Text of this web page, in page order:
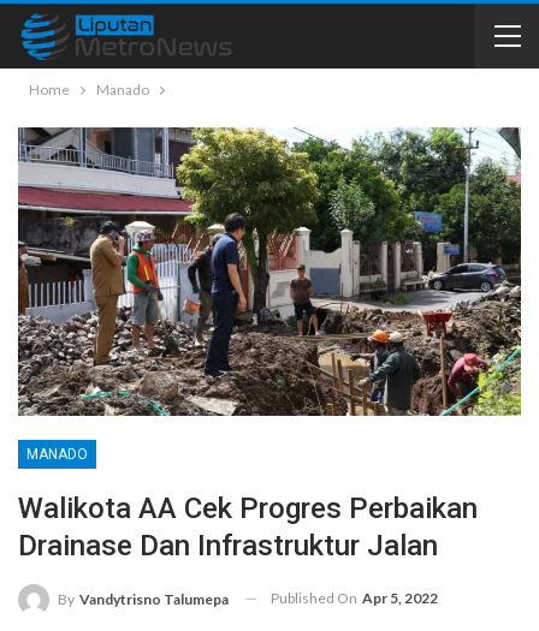
Home Manado
MANADO
Walikota AA Cek Progres Perbaikan
Drainase Dan Infrastruktur Jalan
By Vandytrisno Talumepa Published On Apr 5, 2022